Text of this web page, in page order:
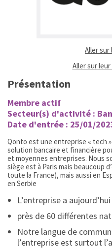
Aller sur
Aller sur
Présentation
Membre actif
Secteur(s) d'activité :
Date d'entrée : 25/01/
Qonto est une entreprise « tech »
solution bancaire et financière
et moyennes entreprises. Nous
siège est à Paris mais beaucoup
toute la France), mais aussi en
en Serbie
L’entreprise a
près de 60 différentes
Notre langue de
l’entreprise est surtout